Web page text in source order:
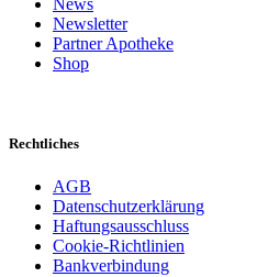
News
Newsletter
Partner Apotheke
Shop
Rechtliches
AGB
Datenschutzerklärung
Haftungsausschluss
Cookie-Richtlinien
Bankverbindung